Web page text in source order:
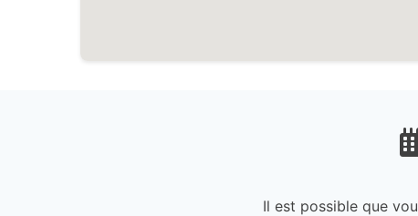
Il est possible que